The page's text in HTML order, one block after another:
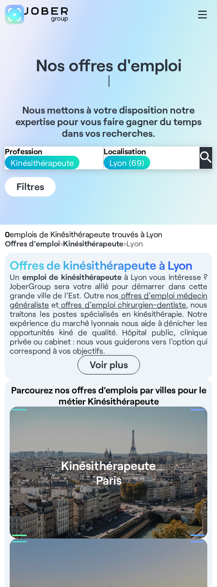
Nos offres d'emploi
Nous mettons à votre disposition notre
expertise pour vous faire gagner du temps
dans vos recherches.
Profession
Kinésithérapeute
Localisation
Lyon (69)
Filtres
0emplois de Kinésithérapeute trouvés à Lyon
Offres d'emploi›Kinésithérapeute›Lyon
Offres de kinésithérapeute à Lyon
Un emploi de kinésithérapeuteà Lyon vous intéresse ?
JoberGroup sera votre allié pour démarrer dans cette
grande ville de l'Est. Outre nos offres d'emploi médecin
généraliste et offres d'emploi chirurgien-dentiste, nous
traitons les postes spécialisés en kinésithérapie. Notre
expérience du marché lyonnais nous aide à dénicher les
opportunités kiné de qualité. Hôpital public, clinique
privée ou cabinet : nous vous guiderons vers l'option qui
correspond à vos objectifs.
Voir plus
Parcourez nos offres d'emplois par villes pour le
métier Kinésithérapeute
Kinésithérapeute
Paris